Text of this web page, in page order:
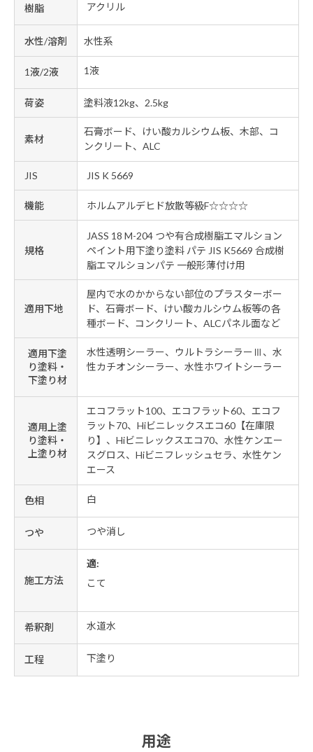
樹脂 アクリル
水性/溶剤 水性系
1液/2液 1液
荷姿 塗料液12kg、2.5kg
素材
石膏ボード、けい酸カルシウム板、木部、コ
ンクリート、ALC
JIS JIS K 5669
機能 ホルムアルデヒド放散等級F☆☆☆☆
規格
JASS 18 M-204 つや有合成樹脂エマルション
ペイント用下塗り塗料 パテ JIS K5669 合成樹
脂エマルションパテ 一般形薄付け用
適用下地
屋内で水のかからない部位のプラスターボー
ド、石膏ボード、けい酸カルシウム板等の各
種ボード、コンクリート、ALCパネル面など
適用下塗
り塗料・
下塗り材
水性透明シーラー、ウルトラシーラーⅢ、水
性カチオンシーラー、水性ホワイトシーラー
適用上塗
り塗料・
上塗り材
エコフラット100、エコフラット60、エコフ
ラット70、Hiビニレックスエコ60【在庫限
り】、Hiビニレックスエコ70、水性ケンエー
スグロス、Hiビニフレッシュセラ、水性ケン
エース
色相 白
つや つや消し
施工方法
適:
こて
希釈剤 水道水
工程 下塗り
用途